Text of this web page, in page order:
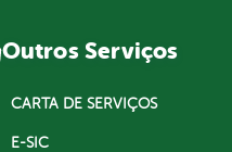
Outros Serviços
CARTA DE SERVIÇOS
E-SIC